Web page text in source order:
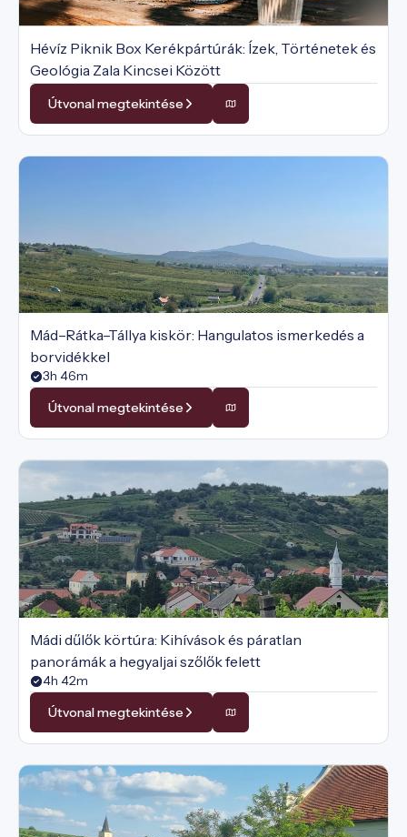
Hévíz Piknik Box Kerékpártúrák: Ízek, Történetek és
Geológia Zala Kincsei Között
Útvonal megtekintése
Mád–Rátka–Tállya kiskör: Hangulatos ismerkedés a
borvidékkel
3h 46m
Útvonal megtekintése
Mádi dűlők körtúra: Kihívások és páratlan
panorámák a hegyaljai szőlők felett
4h 42m
Útvonal megtekintése